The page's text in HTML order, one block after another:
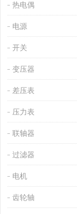
热电偶
电源
开关
变压器
差压表
压力表
联轴器
过滤器
电机
齿轮轴